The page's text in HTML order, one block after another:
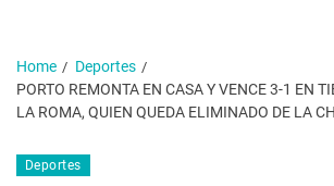
Home
Deportes
PORTO REMONTA EN CASA Y VENCE 3-1 EN
LA ROMA, QUIEN QUEDA ELIMINADO DE LA
Deportes